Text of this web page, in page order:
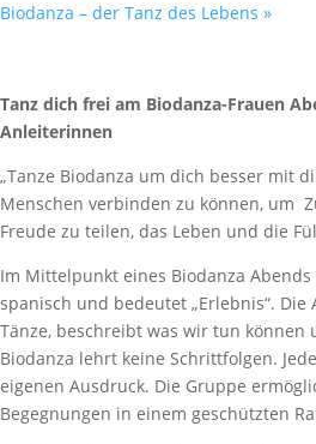
Biodanza – der Tanz des Lebens »
Tanz dich frei am Biodanza-Frauen
Anleiterinnen
„Tanze Biodanza um dich besser mit
Menschen verbinden zu können, um
Freude zu teilen, das Leben und die
Im Mittelpunkt eines Biodanza
spanisch und bedeutet „Erlebnis“.
Tänze, beschreibt was wir tun können
Biodanza lehrt keine Schrittfolgen.
eigenen Ausdruck. Die Gruppe
Begegnungen in einem geschützten